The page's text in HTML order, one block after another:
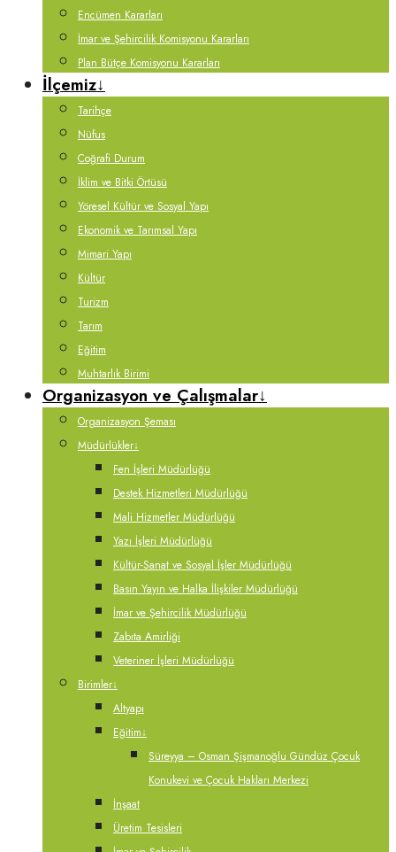
Encümen Kararları
İmar ve Şehircilik Komisyonu Kararları
Plan Bütçe Komisyonu Kararları
İlçemiz↓
Tarihçe
Nüfus
Coğrafi Durum
İklim ve Bitki Örtüsü
Yöresel Kültür ve Sosyal Yapı
Ekonomik ve Tarımsal Yapı
Mimari Yapı
Kültür
Turizm
Tarım
Eğitim
Muhtarlık Birimi
Organizasyon ve Çalışmalar↓
Organizasyon Şeması
Müdürlükler↓
Fen İşleri Müdürlüğü
Destek Hizmetleri Müdürlüğü
Mali Hizmetler Müdürlüğü
Yazı İşleri Müdürlüğü
Kültür-Sanat ve Sosyal İşler Müdürlüğü
Basın Yayın ve Halka İlişkiler Müdürlüğü
İmar ve Şehircilik Müdürlüğü
Zabıta Amirliği
Veteriner İşleri Müdürlüğü
Birimler↓
Altyapı
Eğitim↓
Süreyya – Osman Şişmanoğlu Gündüz Çocuk
Konukevi ve Çocuk Hakları Merkezi
İnşaat
Üretim Tesisleri